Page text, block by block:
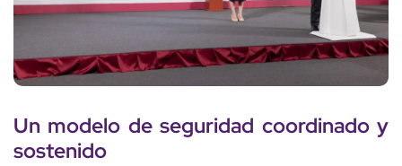
Un modelo de seguridad coordinado y
sostenido